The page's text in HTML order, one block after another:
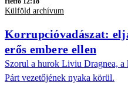
Külföld archívum
Korrupcióvadászat:
erős embere ellen
Szorul a hurok Liviu Dragnea, a
Párt vezetőjének nyaka körül.